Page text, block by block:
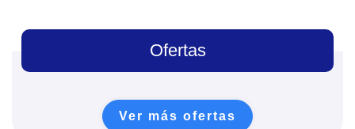
Ofertas
Ver más ofertas